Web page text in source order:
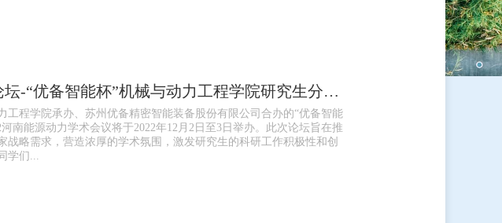
关于举办郑州大学第十七届研究生学术论坛-“优备智能杯”机械与动力工程学院研究生分论...
程学院承办、苏州优备精密智能装备股份有限公司合办的“优备智能
南能源动力学术会议将于2022年12月2日至3日举办。此次论坛旨在推
略需求，营造浓厚的学术氛围，激发研究生的科研工作积极性和创
学们...